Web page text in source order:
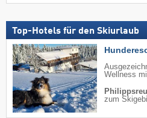
Top-Hotels für den Skiurlaub
Wellness
zum